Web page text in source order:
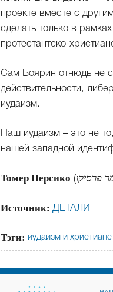
проекте вместе с
сделать только в
протестантско-
Сам Боярин отнюдь не
действительности,
иудаизм.
Наш иудаизм – это не
нашей западной
Томер Персико (פרסיקו
Источник: ДЕТАЛИ
Тэги: иудаизм и